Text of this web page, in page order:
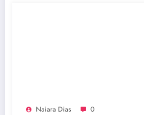
Naiara Dias 0